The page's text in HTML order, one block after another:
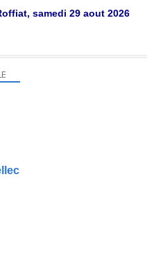
samedi 29 aout 2026